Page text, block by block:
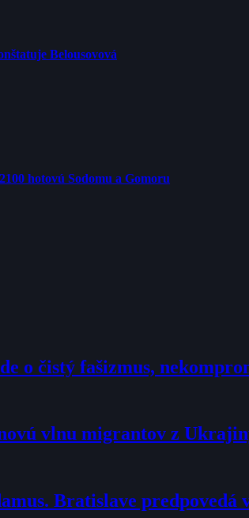
Belousovová
hotovú Sodomu a Gomoru
čistý fašizmus,
vlnu migrantov z
Bratislave predpovedá